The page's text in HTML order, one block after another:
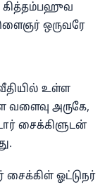
கித்தம்பஹுவ
ஒருவரே
உள்ள
வளைவு அருகே,
சைக்கிளுடன்
ஓட்டுநர்